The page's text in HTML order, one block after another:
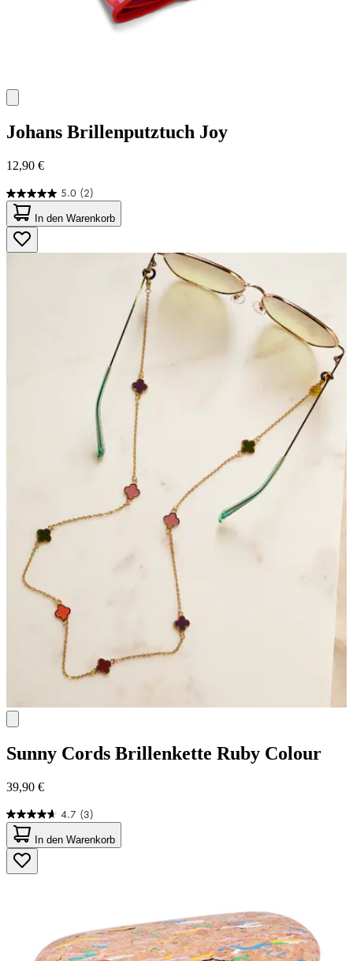
Johans Brillenputztuch Joy
12,90 €
5.0 (2)
5.0
von
5
Sternen.
2
In den Warenkorb
Sunny Cords Brillenkette Ruby Colour
39,90 €
4.7 (3)
4.7
von
5
Sternen.
3
In den Warenkorb